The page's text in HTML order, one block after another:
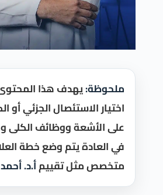
ملحوظة:يهدف هذا
اختيار الاستئصال الجزئي أو
على الأشعة ووظائف الكلى
في العادة يتم وضع خطة
متخصص مثل تقييمأ.د.